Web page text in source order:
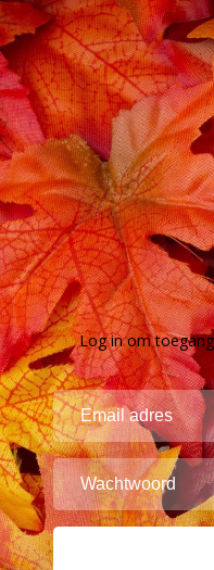
Log in om